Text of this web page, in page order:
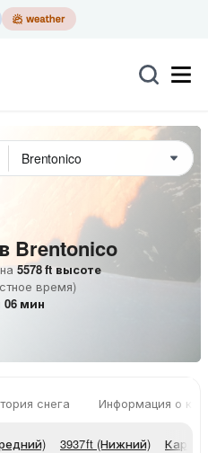
Brentonico
5578ft высоте
время)
06 мин
снега Информация о
3937ft (Нижний) Карты